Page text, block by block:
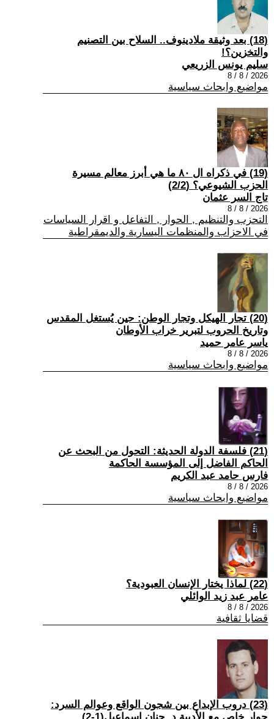
(18) بعد وثيقة ملادينوف.. السلاح بين التصنيم
والتخزين؟!
سليم يونس الزريعي
2026 / 8 / 8
مواضيع وابحاث سياسية
(19) في ذكراه ال ٨٠ ما هي أبرز معالم مسيرة
الحزب الشيوعي؟ (2/2)
تاج السر عثمان
2026 / 8 / 8
التحزب والتنظيم , الحوار , التفاعل و اقرار السياسات
في الاحزاب والمنظمات اليسارية والديمقراطية
(20) تجار الهيكل وتجار الوطن: حين يُستغل المقدس
وتاريخ الحروب لتبرير خراب الأوطان
ياسر عامر حميد
2026 / 8 / 8
مواضيع وابحاث سياسية
(21) فلسفة الدولة الحديثة: التحول من البحث عن
الحاكم الفاضل إلى المؤسسة الحاكمة
فارس حامد عبد الكريم
2026 / 8 / 8
مواضيع وابحاث سياسية
(22) لماذا يختار الإنسان العبودية؟
عامر عبد زيد الوائلي
2026 / 8 / 8
قضايا ثقافية
(23) دروب الإبداع بين شجون الواقع وعوالم السرد: